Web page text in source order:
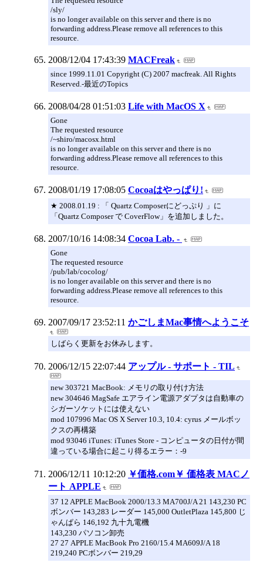
/sly/
is no longer available on this server and there is no
forwarding address.Please remove all references to this
resource.
2008/12/04 17:43:39 MACFreak
since 1999.11.01 Copyright (C) 2007 macfreak. All Rights
Reserved.-最近のTopics
2008/04/28 01:51:03 Life with MacOS X
Gone
The requested resource
/~shiro/macosx.html
is no longer available on this server and there is no
forwarding address.Please remove all references to this
resource.
2008/01/19 17:08:05 Cocoaはやっぱり!
★ 2008.01.19 : 「 Quartz Composerにどっぷり 」に
「Quartz Composer で CoverFlow」を追加しました。
2007/10/16 14:08:34 Cocoa Lab. -
Gone
The requested resource
/pub/lab/cocolog/
is no longer available on this server and there is no
forwarding address.Please remove all references to this
resource.
2007/09/17 23:52:11 かごしまMac事情へようこそ
しばらく更新をお休みします。
2006/12/15 22:07:44 アップル - サポート - TIL
new 303721 MacBook: メモリの取り付け方法
new 304646 MagSafe エアライン電源アダプタは自動車の
シガーソケットには使えない
mod 107996 Mac OS X Server 10.3, 10.4: cyrus メールボッ
クスの再構築
mod 93046 iTunes: iTunes Store - コンピュータの日付が間
違っている場合に起こり得るエラー：-9
2006/12/11 10:12:20 ￥価格.com￥ 価格表 MACノ
ート APPLE
37 12 APPLE MacBook 2000/13.3 MA700J/A 21 143,230 PC
ボンバー 143,283 レーダー 145,000 OutletPlaza 145,800 じ
ゃんぱら 146,192 九十九電機
143,230 パソコン卸売
27 27 APPLE MacBook Pro 2160/15.4 MA609J/A 18
219,240 PCボンバー 219,29